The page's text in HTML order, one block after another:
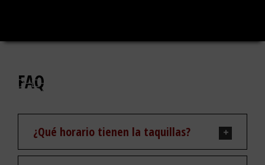
contenido
FAQ
¿Qué horario tienen la taquillas?